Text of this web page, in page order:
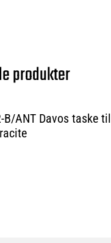
produkter
B/ANT Davos taske til